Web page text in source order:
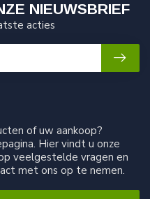
of uw aankoop?
Hier vindt u onze
veelgestelde vragen en
met ons op te nemen.
NIEUWSBRIEF
acties